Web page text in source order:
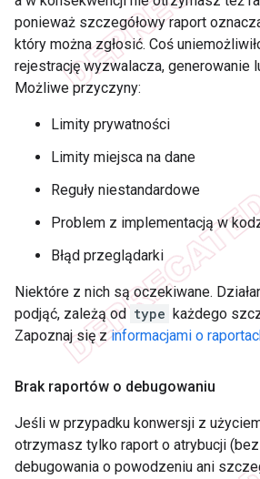
ponieważ szczegółowy raport
który można zgłosić. Coś
rejestrację wyzwalacza, generowanie
Możliwe przyczyny:
Limity prywatności
Limity miejsca na dane
Reguły niestandardowe
Problem z implementacją w
Błąd przeglądarki
Niektóre z nich są oczekiwane.
podjąć, zależą od type każdego
Zapoznaj się zinformacjami o
Brak raportów o debugowaniu
Jeśli w przypadku konwersji z
otrzymasz tylko raport o atrybucji
debugowania o powodzeniu ani